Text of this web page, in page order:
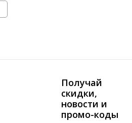
Получай
скидки,
новости и
промо-коды